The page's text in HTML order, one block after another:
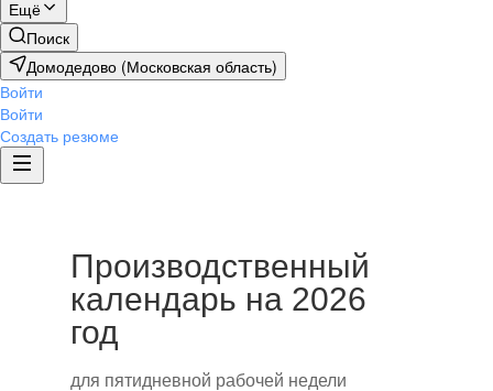
Ещё
Поиск
Домодедово (Московская область)
Войти
Войти
Создать резюме
Производственный
календарь на 2026
год
для пятидневной рабочей недели